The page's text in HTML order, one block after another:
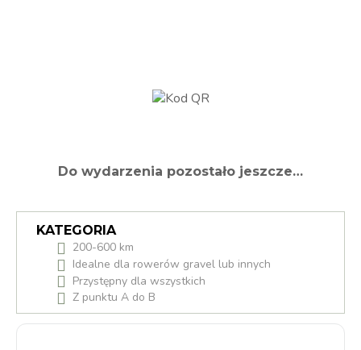
Do wydarzenia pozostało jeszcze…
KATEGORIA
200-600 km
Idealne dla rowerów gravel lub innych
Przystępny dla wszystkich
Z punktu A do B